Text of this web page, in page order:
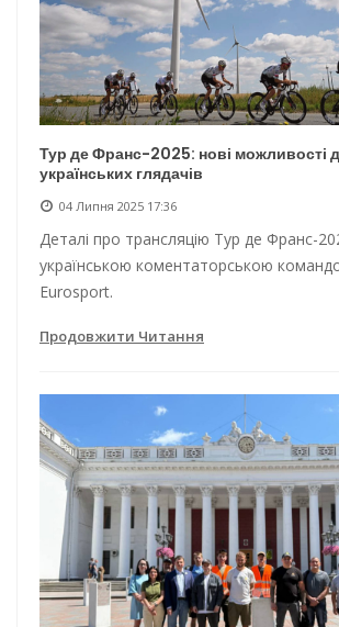
Тур де Франс-2025: нові можливості
українських глядачів
04 Липня 2025 17:36
Деталі про трансляцію Тур де Франс-
українською коментаторською
Eurosport.
Продовжити Читання